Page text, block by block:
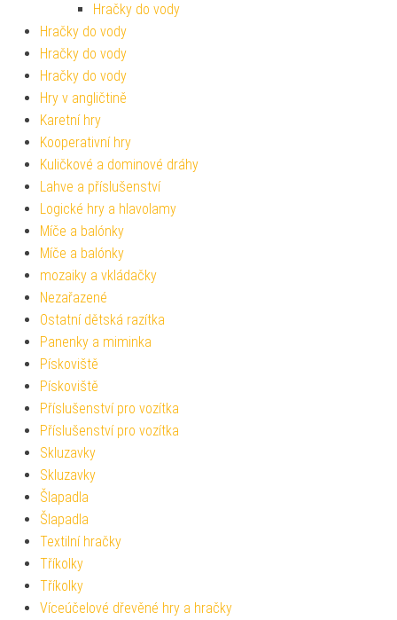
Hračky do vody
Hračky do vody
Hračky do vody
Hračky do vody
Hry v angličtině
Karetní hry
Kooperativní hry
Kuličkové a dominové dráhy
Lahve a příslušenství
Logické hry a hlavolamy
Míče a balónky
Míče a balónky
mozaiky a vkládačky
Nezařazené
Ostatní dětská razítka
Panenky a miminka
Pískoviště
Pískoviště
Příslušenství pro vozítka
Příslušenství pro vozítka
Skluzavky
Skluzavky
Šlapadla
Šlapadla
Textilní hračky
Tříkolky
Tříkolky
Víceúčelové dřevěné hry a hračky